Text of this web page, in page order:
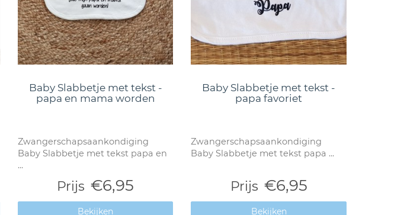
Baby Slabbetje met tekst -
papa en mama worden
Zwangerschapsaankondiging
Baby Slabbetje met tekst papa en
...
Prijs €6,95
Bekijken
Baby Slabbetje met tekst -
papa favoriet
Zwangerschapsaankondiging
Baby Slabbetje met tekst papa ...
Prijs €6,95
Bekijken